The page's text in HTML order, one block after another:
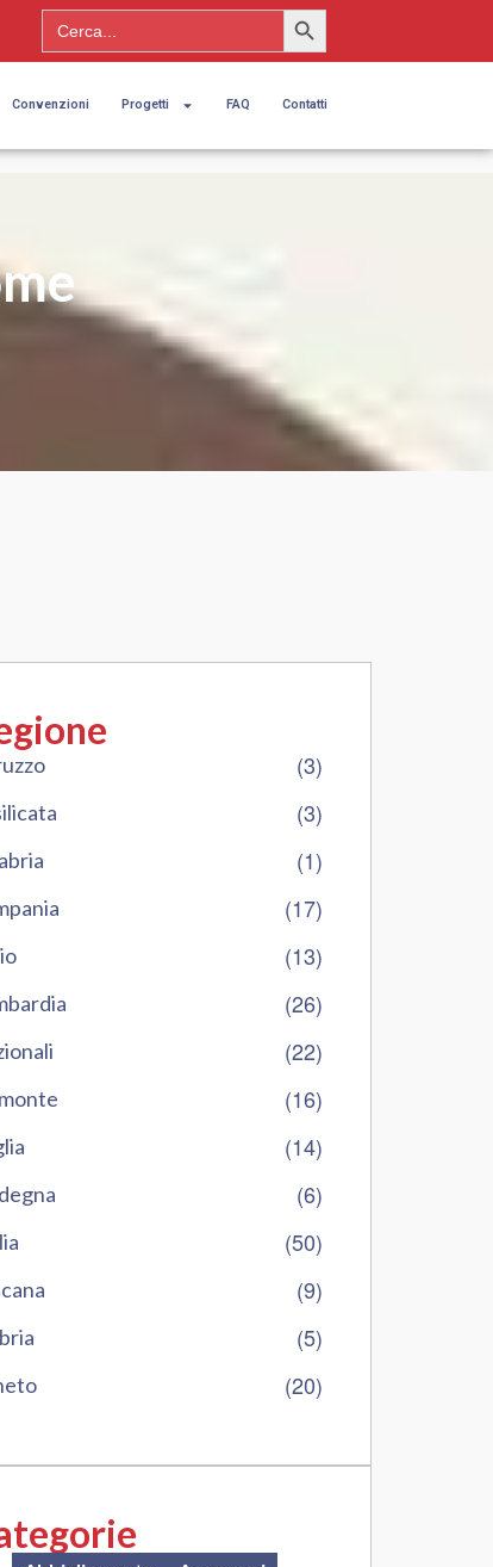
Search
for:
Search Button
Convenzioni Progetti FAQ Contatti
(3)
(3)
(1)
(17)
(13)
(26)
(22)
(16)
(14)
(6)
(50)
(9)
(5)
(20)